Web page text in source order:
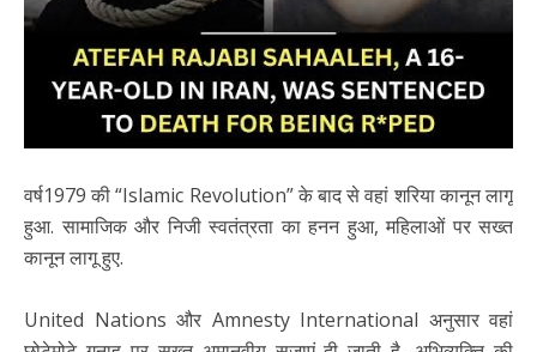
वर्ष1979 की “Islamic Revolution” के बाद से वहां शरिया कानून लागू
हुआ. सामाजिक और निजी स्वतंत्रता का हनन हुआ, महिलाओं पर सख्त
कानून लागू हुए.
United Nations और Amnesty International अनुसार वहां